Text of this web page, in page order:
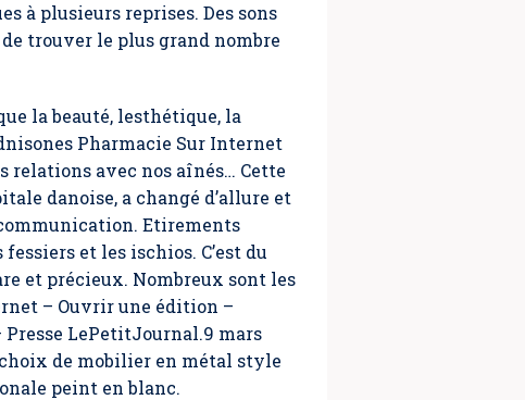
à plusieurs reprises. Des sons
trouver le plus grand nombre
la beauté, lesthétique, la
Pharmacie Sur Internet
relations avec nos aînés… Cette
danoise, a changé d’allure et
Etirements
et les ischios. C’est du
et précieux. Nombreux sont les
– Ouvrir une édition –
LePetitJournal.9 mars
de mobilier en métal style
peint en blanc.